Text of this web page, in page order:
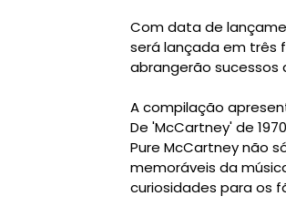
Com data de
serálançada em três
abrangerão sucessos
A compilação
De 'McCartney' de
Pure McCartney não
memoráveis da
curiosidades para os